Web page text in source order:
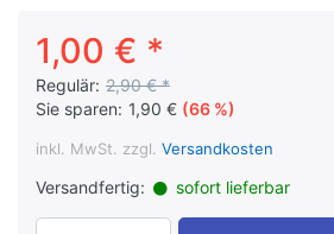
1,00 € *
Regulär: 2,90 € *
Sie sparen: 1,90 € (66 %)
inkl. MwSt. zzgl. Versandkosten
Versandfertig: sofort lieferbar